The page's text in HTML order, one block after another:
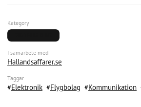
Kategory
I samarbete med
Hallandsaffarer.se
Taggar
Elektronik Flygbolag Kommunikation